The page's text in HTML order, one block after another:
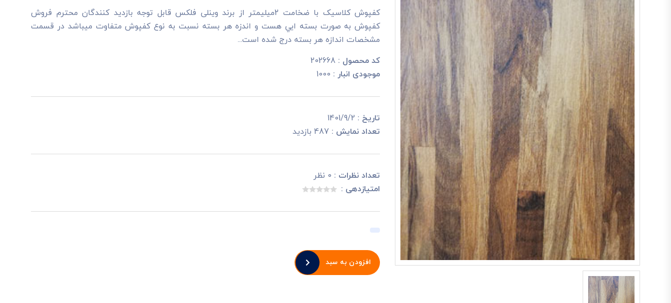
کفپوش کلاسیک با ضخامت 2میلیمتر از برند وینلی فلکس قابل توجه بازديد کنندگان محترم فروش
کفپوش به صورت بسته ايي هست و اندزه هر بسته نسبت به نوع کفپوش متفاوت ميباشد در قسمت
مشخصات اندازه هر بسته درج شده است...
کد محصول : 202668
موجودی انبار : 1000
تاریخ : 1401/9/2
تعداد نمایش : 487 بازدید
تعداد نظرات : 0 نظر
امتیازدهی :
افزودن به سبد